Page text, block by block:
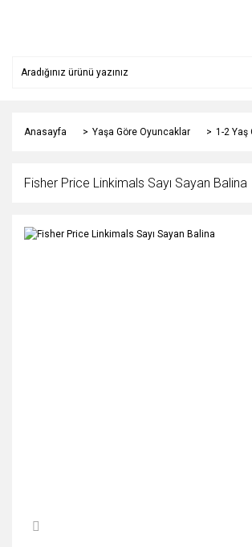
Anasayfa Yaşa Göre Oyuncaklar 1-2 Yaş
Fisher Price Linkimals Sayı Sayan Balina